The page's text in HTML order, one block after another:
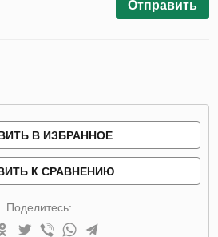
Отправить
В ИЗБРАННОЕ
К СРАВНЕНИЮ
Поделитесь: